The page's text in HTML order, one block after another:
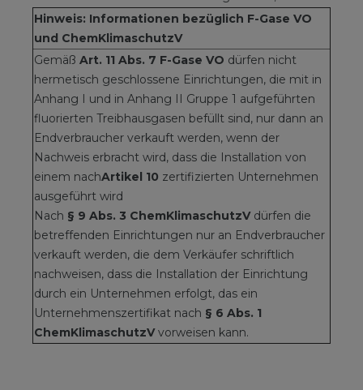
Hinweis: Informationen bezüglich F-Gase VO
und ChemKlimaschutzV
Gemäß Art. 11 Abs. 7 F-Gase VO dürfen nicht
hermetisch geschlossene Einrichtungen, die mit in
Anhang I und in Anhang II Gruppe 1 aufgeführten
fluorierten Treibhausgasen befüllt sind, nur dann an
Endverbraucher verkauft werden, wenn der
Nachweis erbracht wird, dass die Installation von
einem nachArtikel 10 zertifizierten Unternehmen
ausgeführt wird
Nach § 9 Abs. 3 ChemKlimaschutzVdürfen die
betreffenden Einrichtungen nur an Endverbraucher
verkauft werden, die dem Verkäufer schriftlich
nachweisen, dass die Installation der Einrichtung
durch ein Unternehmen erfolgt, das ein
Unternehmenszertifikat nach § 6 Abs. 1
ChemKlimaschutzVvorweisen kann.